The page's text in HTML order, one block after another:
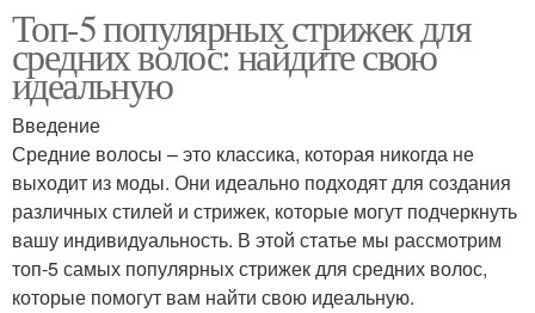
Топ-5 популярных стрижек для
средних волос: найдите свою
идеальную
Введение
Средние волосы – это классика, которая никогда не
выходит из моды. Они идеально подходят для создания
различных стилей и стрижек, которые могут подчеркнуть
вашу индивидуальность. В этой статье мы рассмотрим
топ-5 самых популярных стрижек для средних волос,
которые помогут вам найти свою идеальную.